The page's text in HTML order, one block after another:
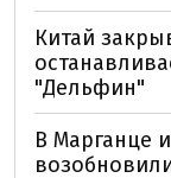
Китай
"Дельфин"
В Марганце